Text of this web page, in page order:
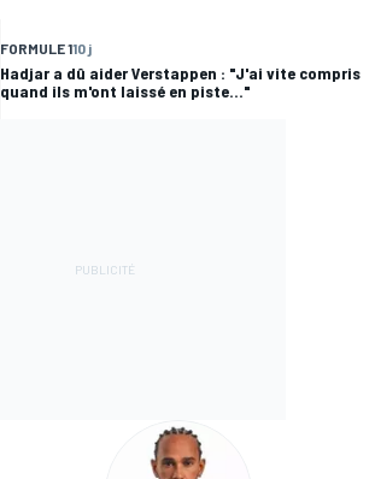
FORMULE 110 j
Hadjar a dû aider Verstappen : "J'ai vite compris
quand ils m'ont laissé en piste..."